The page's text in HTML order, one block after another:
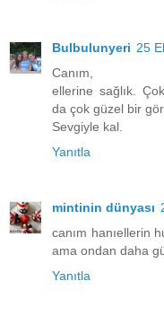
Bulbulunyeri 25
Canım,
ellerine sağlık.
da çok güzel bir
Sevgiyle kal.
Yanıtla
mintinin dünyası
canım hanıellerin
ama ondan daha
Yanıtla